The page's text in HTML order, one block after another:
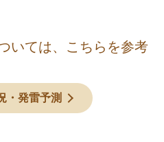
いては、こちらを参考
・発雷予測